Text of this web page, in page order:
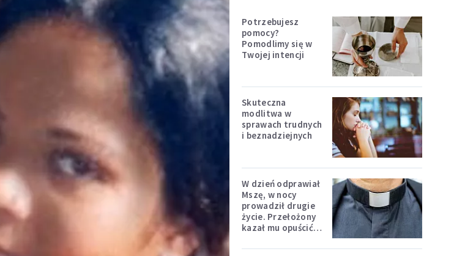
Potrzebujesz
pomocy?
Pomodlimy się w
Twojej intencji
Skuteczna
modlitwa w
sprawach trudnych
i beznadziejnych
W dzień odprawiał
Mszę, w nocy
prowadził drugie
życie. Przełożony
kazał mu opuścić